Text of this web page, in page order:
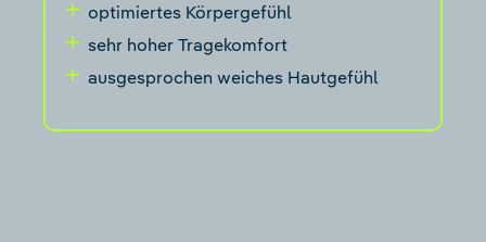
optimiertes Körpergefühl
sehr hoher Tragekomfort
ausgesprochen weiches Hautgefühl